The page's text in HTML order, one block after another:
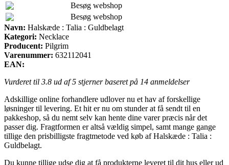
Besøg webshop
Besøg webshop
Navn: Halskæde : Talia : Guldbelagt
Kategori: Necklace
Producent: Pilgrim
Varenummer: 632112041
EAN:
Vurderet til 3.8 ud af 5 stjerner baseret på 14 anmeldelser
Adskillige online forhandlere udlover nu et hav af forskellige
løsninger til levering. Et hit er nu om stunder at få sendt til en
pakkeshop, så du nemt selv kan hente dine varer præcis når det
passer dig. Fragtformen er altså vældig simpel, samt mange gange
tillige den prisbilligste fragtmetode ved køb af Halskæde : Talia :
Guldbelagt.
Du kunne tillige udse dig at få produkterne leveret til dit hus eller ud